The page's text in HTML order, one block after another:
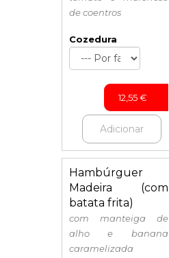
de coentros
Cozedura
12,55€
Adicionar
Hambúrguer
Madeira (com
batata frita)
com manteiga de
alho e banana
caramelizada